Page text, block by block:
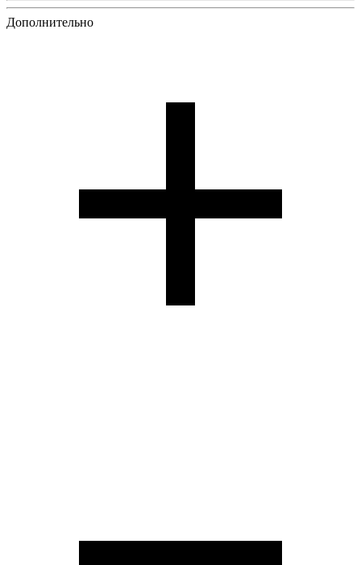
Дополнительно